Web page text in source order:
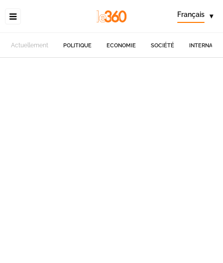
Français ▾
Actuellement POLITIQUE ECONOMIE SOCIÉTÉ